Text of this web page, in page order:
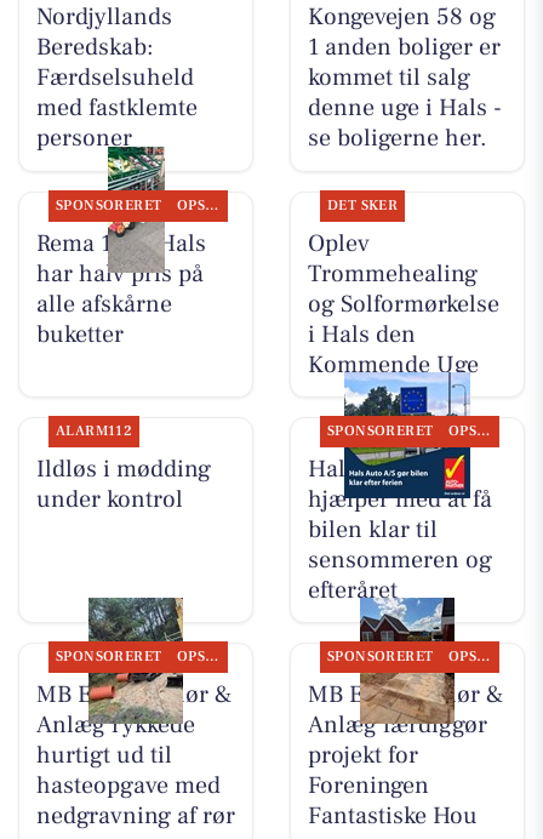
Nordjyllands
Beredskab:
Færdselsuheld
med fastklemte
personer
Kongevejen 58 og
1 anden boliger er
kommet til salg
denne uge i Hals -
se boligerne her.
SPONSORERET OPSLAGSTAVLEN
Rema 1000 Hals
har halv pris på
alle afskårne
buketter
DET SKER
Oplev
Trommehealing
og Solformørkelse
i Hals den
Kommende Uge
ALARM112
Ildløs i mødding
under kontrol
SPONSORERET OPSLAGSTAVLEN
Hals Auto A/S
hjælper med at få
bilen klar til
sensommeren og
efteråret
SPONSORERET OPSLAGSTAVLEN
MB Entreprenør &
Anlæg rykkede
hurtigt ud til
hasteopgave med
nedgravning af rør
SPONSORERET OPSLAGSTAVLEN
MB Entreprenør &
Anlæg færdiggør
projekt for
Foreningen
Fantastiske Hou